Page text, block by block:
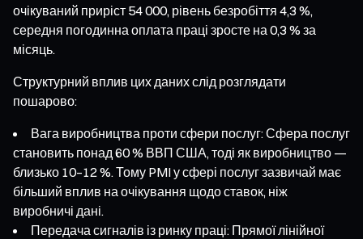
очікуваний приріст 54 000, рівень безробіття 4,3 %,
середня погодинна оплата праці зросте на 0,3 % за
місяць.
Структурний вплив цих даних слід розглядати
пошарово:
Вага виробництва проти сфери послуг: Сфера послуг
становить понад 60 % ВВП США, тоді як виробництво —
близько 10–12 %. Тому PMI у сфері послуг зазвичай має
більший вплив на очікування щодо ставок, ніж
виробничі дані.
Передача сигналів із ринку праці: Прямої лінійної